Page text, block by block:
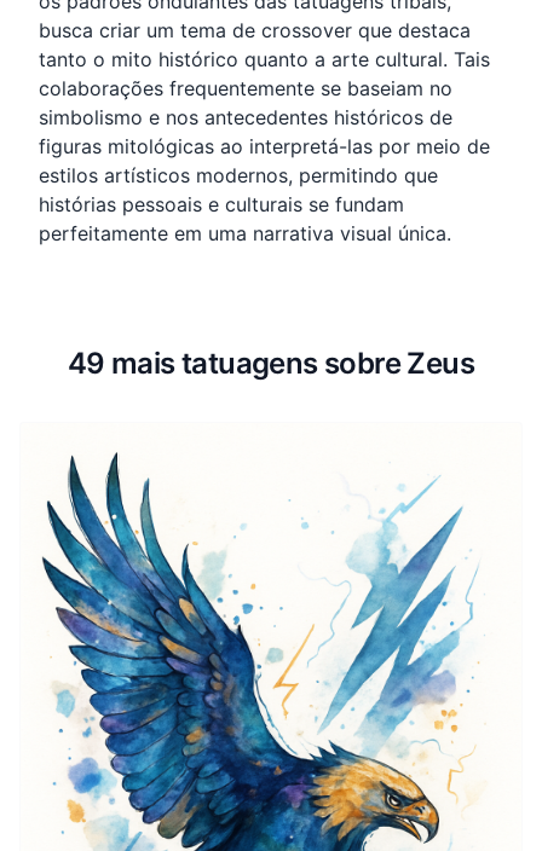
busca criar um tema de crossover que destaca
tanto o mito histórico quanto a arte cultural. Tais
colaborações frequentemente se baseiam no
simbolismo e nos antecedentes históricos de
figuras mitológicas ao interpretá-las por meio de
estilos artísticos modernos, permitindo que
histórias pessoais e culturais se fundam
perfeitamente em uma narrativa visual única.
49 mais tatuagens sobre Zeus